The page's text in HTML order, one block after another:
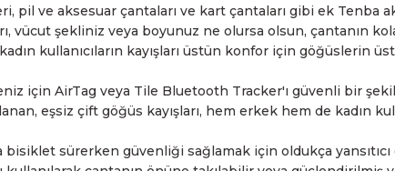
pil ve aksesuar çantaları ve kart çantaları gibi ek Tenba
vücut şekliniz veya boyunuz ne olursa olsun, çantanın
kullanıcıların kayışları üstün konfor için göğüslerin
için AirTag veya Tile Bluetooth Tracker'ı güvenli bir
eşsiz çift göğüs kayışları, hem erkek hem de kadın
bisiklet sürerken güvenliği sağlamak için oldukça